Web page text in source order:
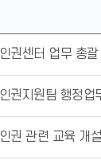
인권센터 업무 총괄
인권지원팀 행정업
인권 관련 교육 개